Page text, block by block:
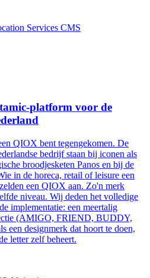
Services CMS
platform voor de
QIOX bent tegengekomen. De
bedrijf staan bij iconen als
broodjesketen Panos en bij de
in de horeca, retail of leisure een
een QIOX aan. Zo'n merk
niveau. Wij deden het volledige
implementatie: een meertalig
(AMIGO, FRIEND, BUDDY,
een designmerk dat hoort te doen,
letter zelf beheert.